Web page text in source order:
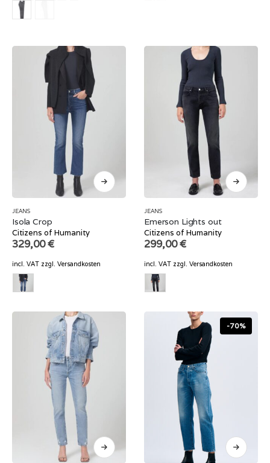
JEANS
Isola Crop
Citizens of Humanity
329,00€
incl. VAT zzgl. Versandkosten
JEANS
Emerson Lights out
Citizens of Humanity
299,00€
incl. VAT zzgl. Versandkosten
-70%